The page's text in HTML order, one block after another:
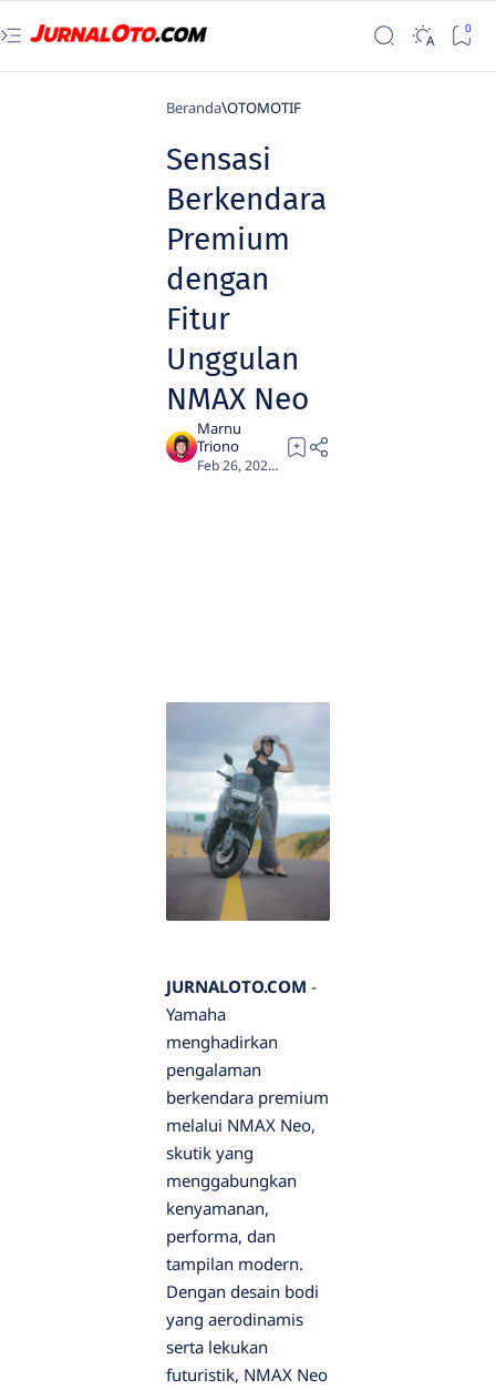
Beranda OTOMOTIF
Sensasi
Berkendara
Premium
dengan
Fitur
Unggulan
NMAX Neo
JURNALOTO.COM -
Yamaha
menghadirkan
pengalaman
berkendara premium
melalui NMAX Neo,
skutik yang
menggabungkan
kenyamanan,
performa, dan
tampilan modern.
Dengan desain bodi
yang aerodinamis
serta lekukan
futuristik, NMAX Neo